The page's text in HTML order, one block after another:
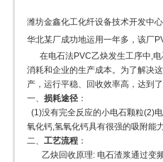
潍坊金鑫化工化纤设备技术开发中
华北某厂成功地运用一年多， 该厂
在电石法PVC乙炔发生工序中,
消耗和企业的生产成本。 为了解决
产，运行平稳、回收效率高，达到
一、 损耗途径 ：
(1)没有完全反应的小电石颗粒(2)
氧化钙,氢氧化钙具有很强的吸附能
二、 工艺流程 ：
乙炔回收原理: 电石渣浆通过变